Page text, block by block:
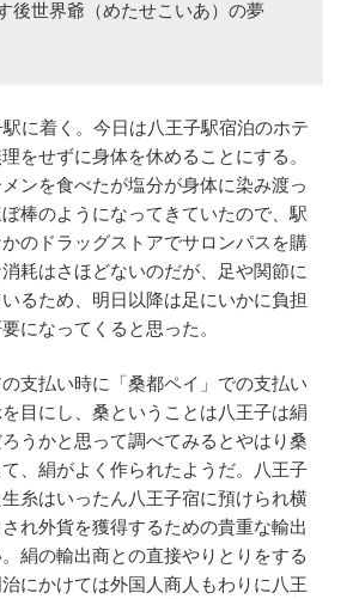
後世界爺（めたせこいあ）の夢
に着く。今日は八王子駅宿泊のホテ
をせずに身体を休めることにする。
ンを食べたが塩分が身体に染み渡っ
棒のようになってきていたので、駅
のドラッグストアでサロンパスを購
耗はさほどないのだが、足や関節に
るため、明日以降は足にいかに負担
になってくると思った。
支払い時に「桑都ペイ」での支払い
目にし、桑ということは八王子は絹
うかと思って調べてみるとやはり桑
、絹がよく作られたようだ。八王子
糸はいったん八王子宿に預けられ横
れ外貨を獲得するための貴重な輸出
絹の輸出商との直接やりとりをする
にかけては外国人商人もわりに八王